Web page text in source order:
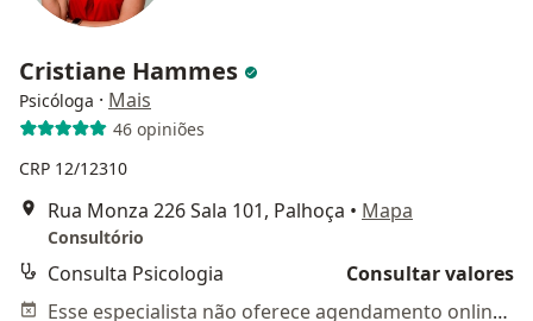
Cristiane Hammes
Psicóloga · Mais
46 opiniões
CRP 12/12310
Rua Monza 226 Sala 101, Palhoça • Mapa
Consultório
Consulta Psicologia
Consultar valores
Esse especialista não oferece agendamento online para esse endereço.